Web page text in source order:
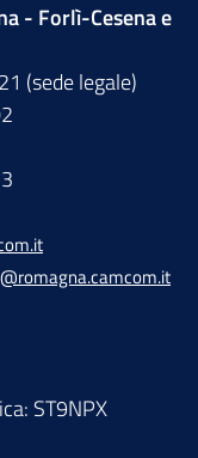
- Forlì-Cesena e
(sede legale)
ST9NPX